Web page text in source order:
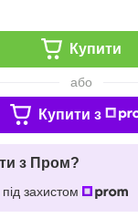
Купити
або
Купити з
з Пром?
захистом